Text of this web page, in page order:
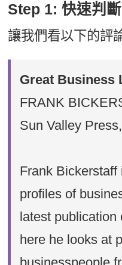
Step 1: 快速判
讓我們看以下的評
Great Business
FRANK
Sun Valley
Frank
profiles of
latest publication
here he looks at